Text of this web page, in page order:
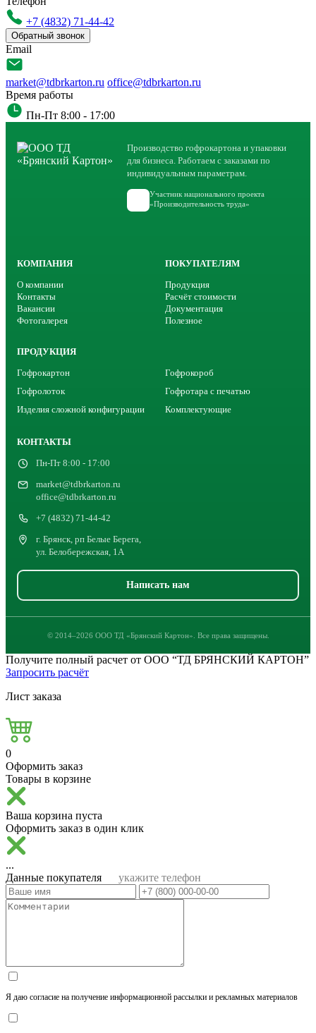
+7 (4832) 71-44-42
Обратный звонок
Email
market@tdbrkarton.ru office@tdbrkarton.ru
Время работы
Пн-Пт 8:00 - 17:00
Производство гофрокартона и упаковки
для бизнеса. Работаем с заказами по
индивидуальным параметрам.
Участник национального проекта
«Производительность труда»
КОМПАНИЯ
О компании
Контакты
Вакансии
Фотогалерея
ПОКУПАТЕЛЯМ
Продукция
Расчёт стоимости
Документация
Полезное
ПРОДУКЦИЯ
Гофрокартон
Гофрокороб
Гофролоток
Гофротара с печатью
Изделия сложной конфигурации
Комплектующие
КОНТАКТЫ
Пн-Пт 8:00 - 17:00
market@tdbrkarton.ru
office@tdbrkarton.ru
+7 (4832) 71-44-42
г. Брянск, рп Белые Берега,
ул. Белобережская, 1А
Написать нам
© 2014–2026 ООО ТД «Брянский Картон». Все права защищены.
Получите полный расчет от ООО “ТД БРЯНСКИЙ КАРТОН”
Запросить расчёт
Лист заказа
0
Оформить заказ
Товары в корзине
Ваша корзина пуста
Оформить заказ в один клик
...
Данные покупателя
укажите телефон
Я даю согласие на получение информационной рассылки и рекламных материалов